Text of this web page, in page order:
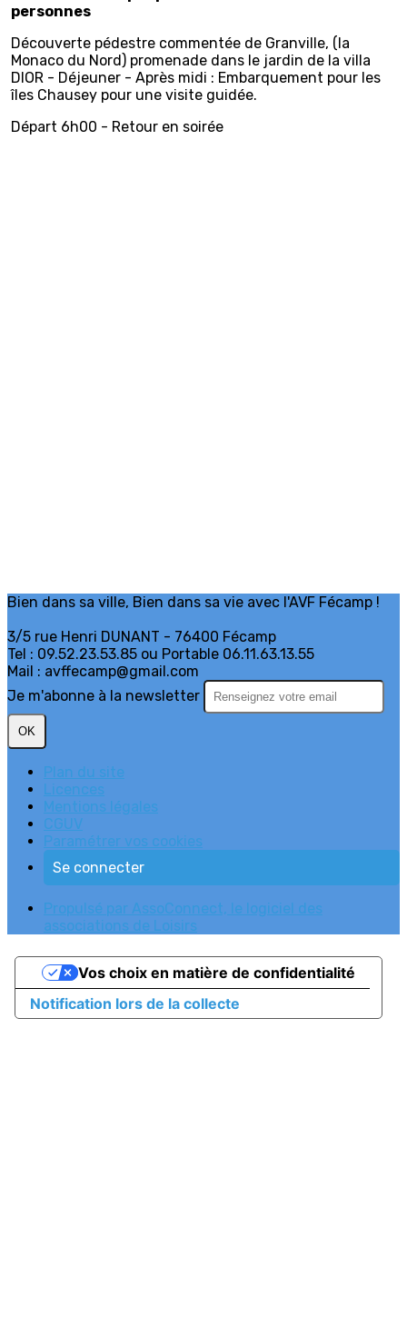
personnes
Découverte pédestre commentée de Granville, (la
Monaco du Nord) promenade dans le jardin de la villa
DIOR - Déjeuner - Après midi : Embarquement pour les
îles Chausey pour une visite guidée.
Départ 6h00 - Retour en soirée
Bien dans sa ville, Bien dans sa vie avec l'AVF Fécamp !
3/5 rue Henri DUNANT - 76400 Fécamp
Tel : 09.52.23.53.85 ou Portable 06.11.63.13.55
Mail : avffecamp@gmail.com
Je m'abonne à la newsletter
OK
Plan du site
Licences
Mentions légales
CGUV
Paramétrer vos cookies
Se connecter
Propulsé par AssoConnect, le logiciel des
associations de Loisirs
Notification lors de la collecte
Vos choix en matière de confidentialité